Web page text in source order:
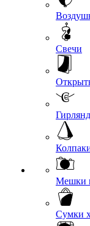
Свечи
Мешки
Сумки